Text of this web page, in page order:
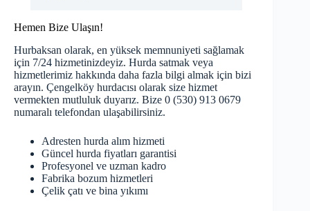
Hemen Bize Ulaşın!
Hurbaksan olarak, en yüksek memnuniyeti sağlamak
için 7/24 hizmetinizdeyiz. Hurda satmak veya
hizmetlerimiz hakkında daha fazla bilgi almak için bizi
arayın. Çengelköy hurdacısı olarak size hizmet
vermekten mutluluk duyarız. Bize 0 (530) 913 0679
numaralı telefondan ulaşabilirsiniz.
Adresten hurda alım hizmeti
Güncel hurda fiyatları garantisi
Profesyonel ve uzman kadro
Fabrika bozum hizmetleri
Çelik çatı ve bina yıkımı